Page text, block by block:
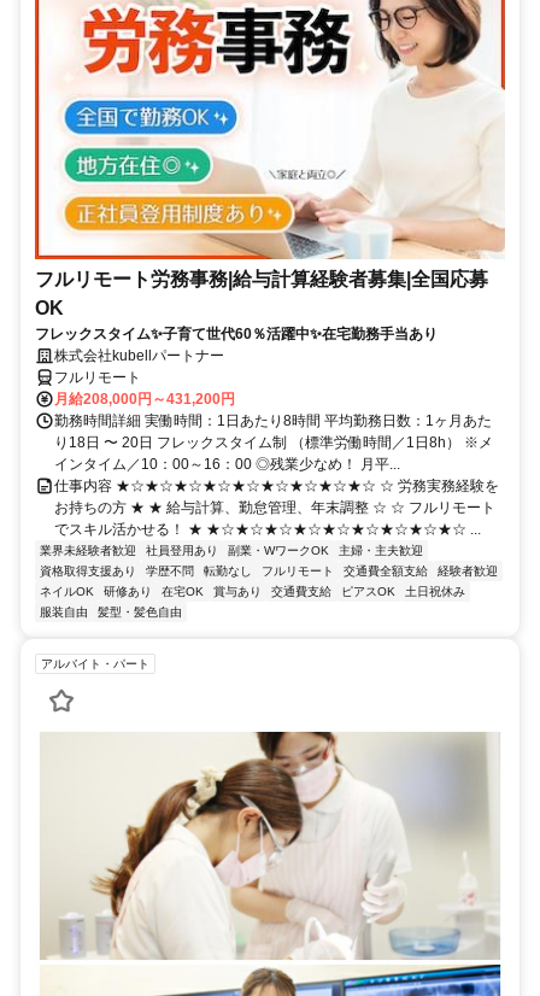
フルリモート労務事務|給与計算経験者募集|全国応募
OK
フレックスタイム✨子育て世代60％活躍中✨在宅勤務手当あり
株式会社kubellパートナー
フルリモート
月給208,000円～431,200円
勤務時間詳細 実働時間：1日あたり8時間 平均勤務日数：1ヶ月あた
り18日 〜 20日 フレックスタイム制 （標準労働時間／1日8h） ※メ
インタイム／10：00～16：00 ◎残業少なめ！ 月平...
仕事内容 ★☆★☆★☆★☆★☆★☆★☆★☆★☆ ☆ 労務実務経験を
お持ちの方 ★ ★ 給与計算、勤怠管理、年末調整 ☆ ☆ フルリモート
でスキル活かせる！ ★ ★☆★☆★☆★☆★☆★☆★☆★☆★☆ ...
業界未経験者歓迎 社員登用あり 副業・WワークOK
主婦・主夫歓迎
資格取得支援あり
学歴不問 転勤なし フルリモート 交通費全額支給
経験者歓迎
ネイルOK
研修あり 在宅OK 賞与あり 交通費支給 ピアスOK
土日祝休み
服装自由
髪型・髪色自由
アルバイト・パート